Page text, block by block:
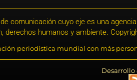
comunicación cuyo eje es una
derechos humanos y ambiente.
periodística mundial con más